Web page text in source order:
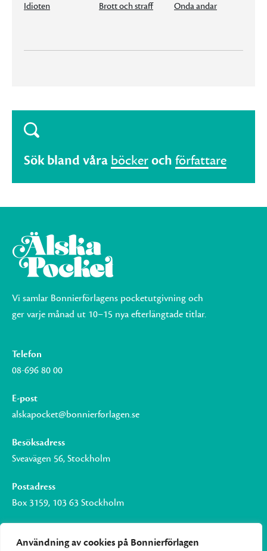
Användning av cookies på Bonnierförlagen
Idioten Brott och straff Onda andar
Sök bland våra böckeroch författare
Vi samlar Bonnierförlagens pocketutgivning och
ger varje månad ut 10–15 nya efterlängtade titlar.
Telefon
08-696 80 00
E-post
alskapocket@bonnierforlagen.se
Besöksadress
Sveavägen 56, Stockholm
Postadress
Box 3159, 103 63 Stockholm